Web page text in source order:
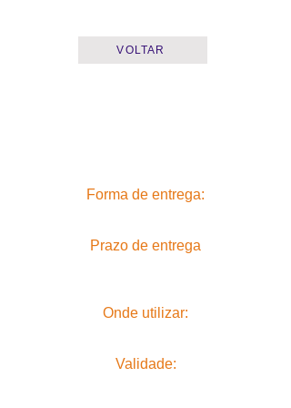
VOLTAR
Forma de entrega:
Prazo de entrega
Onde utilizar:
Validade: